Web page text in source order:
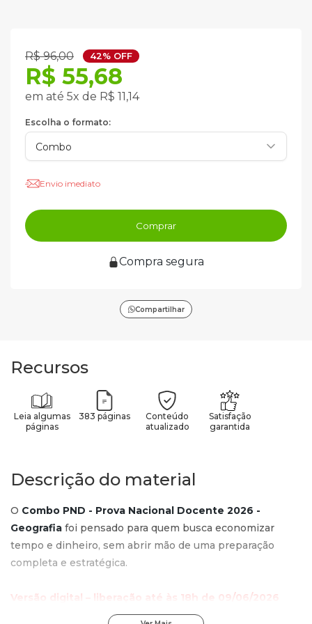
R$ 96,00 42% OFF
R$ 55,68
em até 5x de R$ 11,14
Escolha o formato:
Envio imediato
Comprar
Compra segura
Compartilhar
Recursos
Leia algumas
páginas
383 páginas
Conteúdo
atualizado
Satisfação
garantida
Descrição do material
O Combo PND - Prova Nacional Docente 2026 -
Geografia foi pensado para quem busca economizar
tempo e dinheiro, sem abrir mão de uma preparação
completa e estratégica.
Versão digital – liberação até às 18h de 09/06/2026